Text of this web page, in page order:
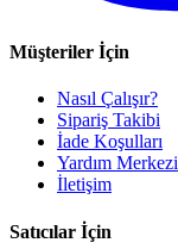
Müşteriler İçin
Nasıl Çalışır?
Sipariş Takibi
İade Koşulları
Yardım Merkezi
İletişim
Satıcılar İçin